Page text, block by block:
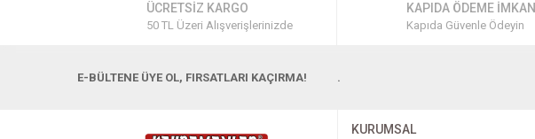
ÜCRETSİZ KARGO
50 TL Üzeri Alışverişlerinizde
KAPIDA ÖDEME İMKANI
Kapıda Güvenle Ödeyin
E-BÜLTENE ÜYE OL, FIRSATLARI KAÇIRMA! .
KURUMSAL